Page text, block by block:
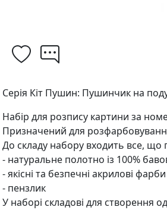
Серія Кіт Пушин: Пушинчик на
Набір для розпису картини за
Призначений для
До складу набору входить все, що
- натуральне полотно із 100%
- якісні та безпечні акрилові
- пензлик
У наборі складові для створення